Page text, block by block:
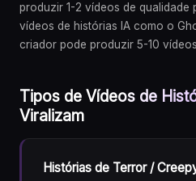
produzir 1-2 vídeos de qualidade
vídeos de histórias IA como o
criador pode produzir 5-10
Tipos de Vídeos de
Viralizam
Histórias de Terror /